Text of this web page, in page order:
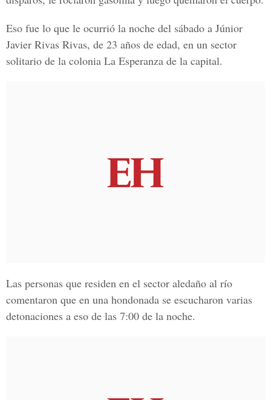
Eso fue lo que le ocurrió la noche del sábado a Júnior
Javier Rivas Rivas, de 23 años de edad, en un sector
solitario de la colonia La Esperanza de la capital.
Las personas que residen en el sector aledaño al río
comentaron que en una hondonada se escucharon varias
detonaciones a eso de las 7:00 de la noche.